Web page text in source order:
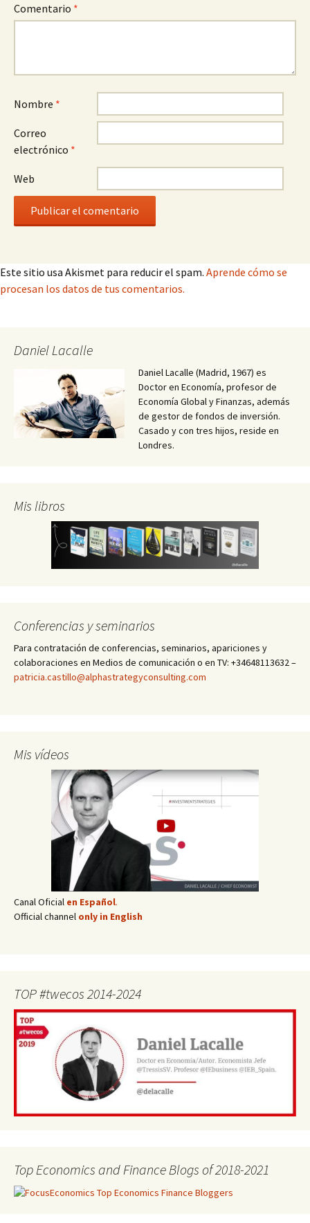
Comentario *
Nombre *
Correo
electrónico *
Web
Este sitio usa Akismet para reducir el spam. Aprende cómo se
procesan los datos de tus comentarios.
Daniel Lacalle
Daniel Lacalle (Madrid, 1967) es
Doctor en Economía, profesor de
Economía Global y Finanzas, además
de gestor de fondos de inversión.
Casado y con tres hijos, reside en
Londres.
Mis libros
Conferencias y seminarios
Para contratación de conferencias, seminarios, apariciones y
colaboraciones en Medios de comunicación o en TV: +34648113632 –
patricia.castillo@alphastrategyconsulting.com
Mis vídeos
Canal Oficial en Español.
Official channel only in English
TOP #twecos 2014-2024
Top Economics and Finance Blogs of 2018-2021